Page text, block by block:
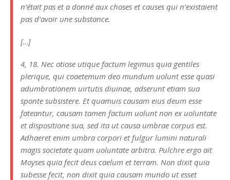
n’était pas et a donné aux choses et causes qui n’existaient
pas d’avoir une substance.
[…]
4, 18. Nec otiose utique factum legimus quia gentiles
plerique, qui coaetemum deo mundum uolunt esse quasi
adumbrationem uirtutis diuinae, adserunt etiam sua
sponte subsistere. Et quamuis causam eius deum esse
fateantur, causam tamen factum uolunt non ex uoluntate
et dispositione sua, sed ita ut causa umbrae corpus est.
Adhaeret enim umbra corpori et fulgur lumini naturali
magis societate quam uoluntate arbitra. Pulchre ergo ait
Moyses quia fecit deus caelum et terram. Non dixit quia
subesse fecit, non dixit quia causam mundo ut esset